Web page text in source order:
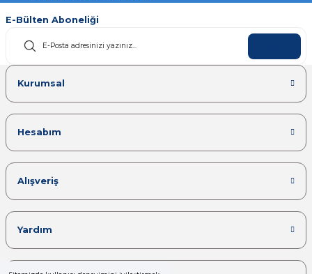
E-Bülten Aboneliği
Kurumsal
Hesabım
Alışveriş
Yardım